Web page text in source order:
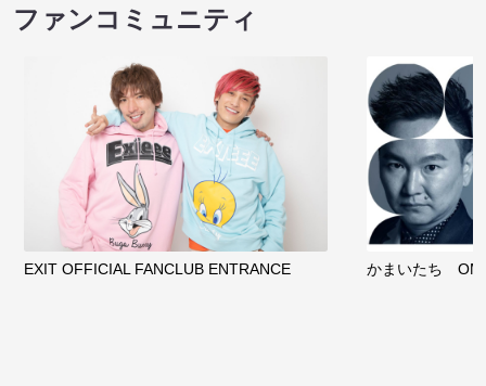
ファンコミュニティ
EXIT OFFICIAL FANCLUB ENTRANCE かまいたち